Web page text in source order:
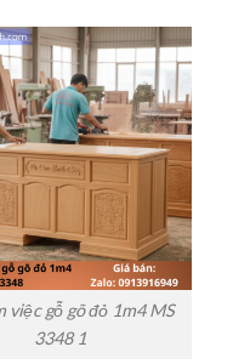
việc gỗ gõ đỏ 1m4 MS
3348 1